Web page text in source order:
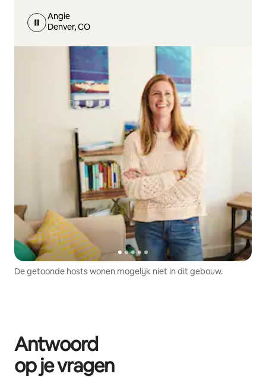
Angie
Denver, CO
De getoonde hosts wonen mogelijk niet in dit gebouw.
Antwoord
op je vragen